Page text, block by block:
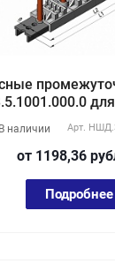
В наличии Арт.
от 1198,36 руб
Подробнее